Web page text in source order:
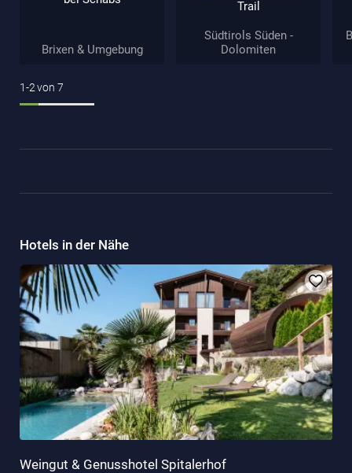
Brixen & Umgebung
Trail
Südtirols Süden -
Dolomiten
1-2von 7
Hotels in der Nähe
Weingut & Genusshotel Spitalerhof